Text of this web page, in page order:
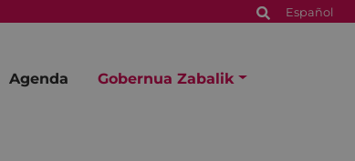
Español
Agenda Gobernua Zabalik